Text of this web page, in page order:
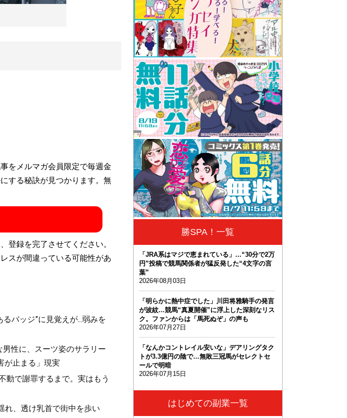
ェットや分解記事を執筆。買
をメルマガ会員限定で毎週金
する秘訣が見つかります。無
登録を完了させてください。
スが間違っている可能性があ
バッジ”に見覚えが...弱みを
性に、スーツ姿のサラリー
が止まる」現実
動で謝罪するまで。実はもう
れ、透け乳首で街中を歩い
勝SPA！一覧
「JRA系はマジで恵まれている」…“30分で2万
円”投稿で競馬関係者が猛反発した“4文字の言
葉”
2026年08月03日
「明らかに熱中症でした」川田将雅騎手の発言
が波紋…競馬“真夏開催”に浮上した深刻なリス
ク。ファンからは「馬死ぬぞ」の声も
2026年07月27日
「なんかコントレイル安いな」デアリングタク
トが3.3億円の陰で…無敗三冠馬がセレクトセ
ールで明暗
2026年07月15日
はじめての副業一覧